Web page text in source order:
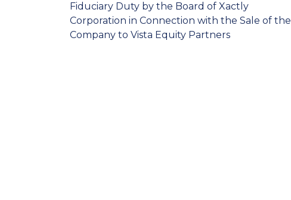
Fiduciary Duty by the Board of Xactly
Corporation in Connection with the Sale of the
Company to Vista Equity Partners